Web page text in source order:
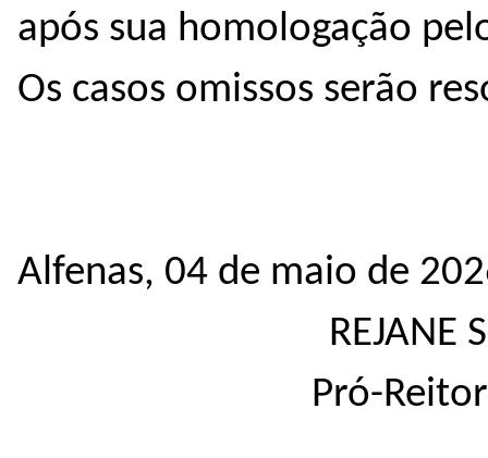
após sua homologação
Os casos omissos serão
Alfenas, 04 de maio de
REJANE
Pró-